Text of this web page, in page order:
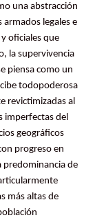
una abstracción
legales e
oficiales que
la supervivencia
piensa como un
todopoderosa
revictimizadas al
imperfectas del
geográficos
progreso en
predominancia de
más altas de